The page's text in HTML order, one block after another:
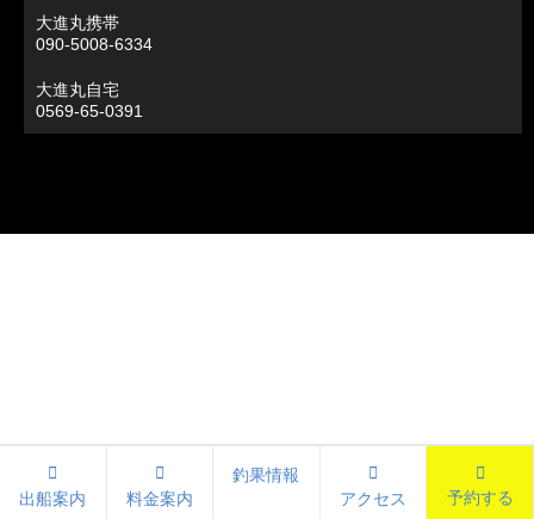
大進丸携帯
090-5008-6334
大進丸自宅
0569-65-0391
出船案内 料金案内
釣果情報
アクセス
予約する